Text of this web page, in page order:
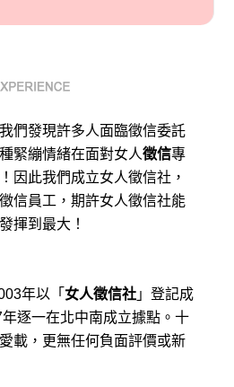
們發現許多人面臨徵信委託
緊繃情緒在面對女人徵信專
因此我們成立女人徵信社，
信員工，期許女人徵信社能
揮到最大 ！
年以「 女人徵信社 」登記成
逐一在北中南成立據點。十
載，更無任何負面評價或新